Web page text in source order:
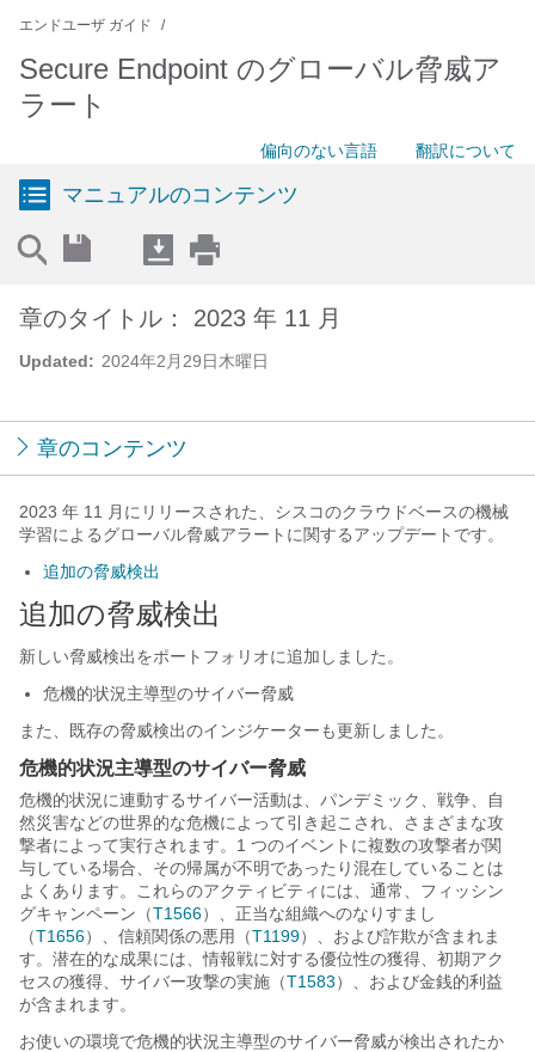
エンドユーザ ガイド
Secure Endpoint のグローバル脅威ア
ラート
偏向のない言語 翻訳について
マニュアルのコンテンツ
Updated: 2024年2月29日木曜日
章のタイトル： 2023 年 11 月
章のコンテンツ
2023 年 11 月にリリースされた、シスコのクラウドベースの機械
学習によるグローバル脅威アラートに関するアップデートです。
追加の脅威検出
追加の脅威検出
新しい脅威検出をポートフォリオに追加しました。
危機的状況主導型のサイバー脅威
また、既存の脅威検出のインジケーターも更新しました。
危機的状況主導型のサイバー脅威
危機的状況に連動するサイバー活動は、パンデミック、戦争、自
然災害などの世界的な危機によって引き起こされ、さまざまな攻
撃者によって実行されます。1 つのイベントに複数の攻撃者が関
与している場合、その帰属が不明であったり混在していることは
よくあります。これらのアクティビティには、通常、フィッシン
グキャンペーン（T1566）、正当な組織へのなりすまし
（T1656）、信頼関係の悪用（T1199）、および詐欺が含まれま
す。潜在的な成果には、情報戦に対する優位性の獲得、初期アク
セスの獲得、サイバー攻撃の実施（T1583）、および金銭的利益
が含まれます。
お使いの環境で危機的状況主導型のサイバー脅威が検出されたか